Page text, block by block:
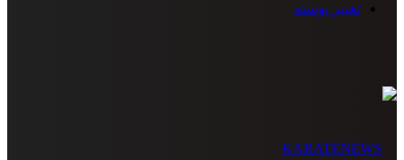
تغییر پوسته